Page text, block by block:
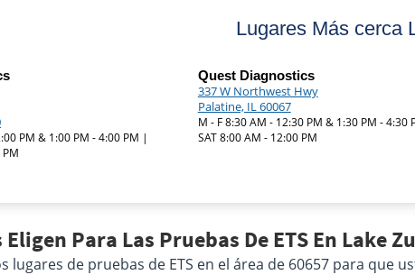
Lugares Más cerca
PM & 1:00 PM - 4:00 PM |
Quest Diagnostics
337 W Northwest Hwy
Palatine, IL 60067
M - F 8:30 AM - 12:30 PM & 1:30 PM - 4:30
SAT 8:00 AM - 12:00 PM
Eligen Para Las Pruebas De ETS En Lake
lugares de pruebas de ETS en el área de 60657 para que